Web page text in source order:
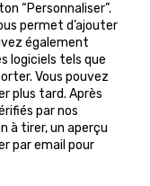
“Personnaliser”.
permet d’ajouter
également
logiciels tels que
Vous pouvez
plus tard. Après
par nos
à tirer, un aperçu
par email pour